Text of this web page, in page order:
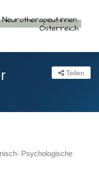
Teilen
Psychologische